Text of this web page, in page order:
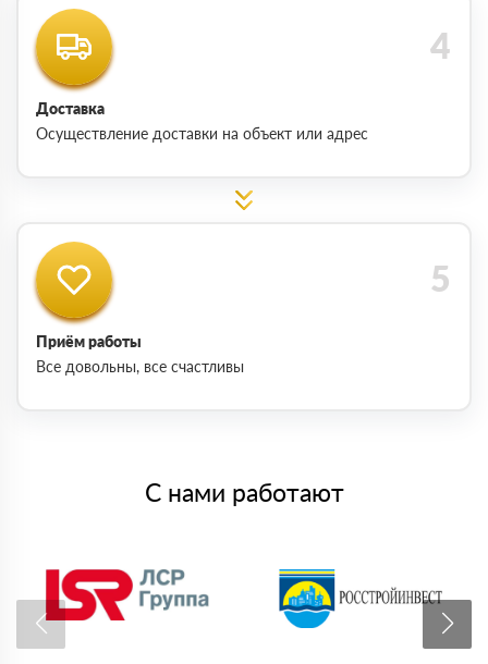
Доставка
Осуществление доставки на объект или адрес
Приём работы
Все довольны, все счастливы
С нами работают